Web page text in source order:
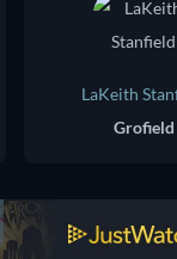
LaKeith
Grofield